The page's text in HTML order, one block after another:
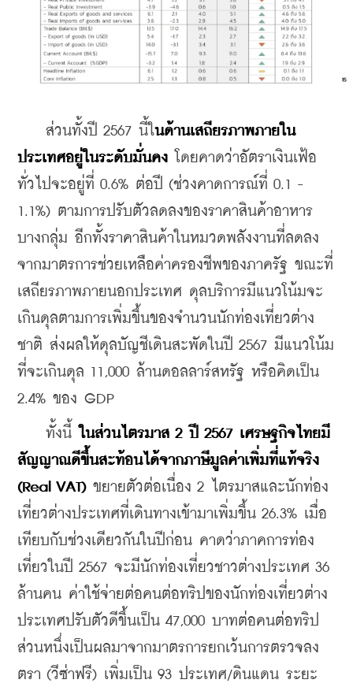
ส่วนทั้งปี 2567 นี้ในด้านเสถียรภาพภายใน
ประเทศอยู่ในระดับมั่นคง โดยคาดว่าอัตราเงินเฟ้อ
ทั่วไปจะอยู่ที่ 0.6% ต่อปี (ช่วงคาดการณ์ที่ 0.1 -
1.1%) ตามการปรับตัวลดลงของราคาสินค้าอาหาร
บางกลุ่ม อีกทั้งราคาสินค้าในหมวดพลังงานที่ลดลง
จากมาตรการช่วยเหลือค่าครองชีพของภาครัฐ ขณะที่
เสถียรภาพภายนอกประเทศ ดุลบริการมีแนวโน้มจะ
เกินดุลตามการเพิ่มขึ้นของจำนวนนักท่องเที่ยวต่าง
ชาติ ส่งผลให้ดุลบัญชีเดินสะพัดในปี 2567 มีแนวโน้ม
ที่จะเกินดุล 11,000 ล้านดอลลาร์สหรัฐ หรือคิดเป็น
2.4% ของ GDP
ทั้งนี้
ในส่วนไตรมาส 2 ปี 2567 เศรษฐกิจไทยมี
สัญญาณดีขึ้นสะท้อนได้จากภาษีมูลค่าเพิ่มที่แท้จริง
(Real VAT) ขยายตัวต่อเนื่อง 2 ไตรมาสและนักท่อง
เที่ยวต่างประเทศที่เดินทางเข้ามาเพิ่มขึ้น 26.3% เมื่อ
เทียบกับช่วงเดียวกันในปีก่อน คาดว่าภาคการท่อง
เที่ยวในปี 2567 จะมีนักท่องเที่ยวชาวต่างประเทศ 36
ล้านคน ค่าใช้จ่ายต่อคนต่อทริปของนักท่องเที่ยวต่าง
ประเทศปรับตัวดีขึ้นเป็น 47,000 บาทต่อคนต่อทริป
ส่วนหนึ่งเป็นผลมาจากมาตรการยกเว้นการตรวจลง
ตรา (วีซ่าฟรี) เพิ่มเป็น 93 ประเทศ/ดินแดน ระยะ